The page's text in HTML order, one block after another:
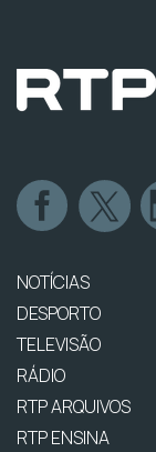
NOTÍCIAS
DESPORTO
TELEVISÃO
RÁDIO
RTP ARQUIVOS
RTP ENSINA